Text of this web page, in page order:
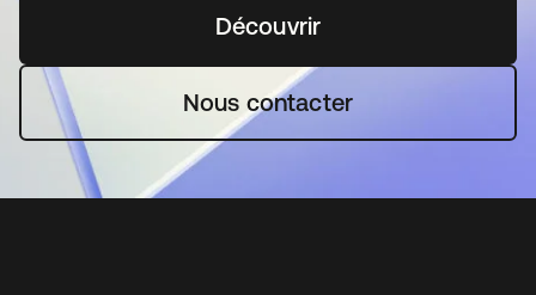
Découvrirs’ouvre dans un nouvel
Nous contacter